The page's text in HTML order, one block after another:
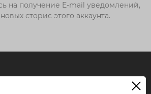
на получение E-mail уведомлений,
сторис этого аккаунта.